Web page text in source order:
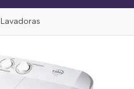
Lavadoras